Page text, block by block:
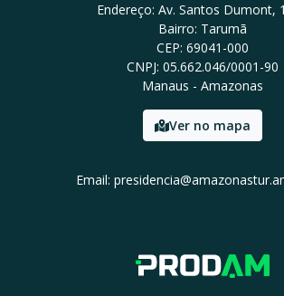
Endereço: Av. Santos Dumont,
Bairro: Tarumã
CEP: 69041-000
CNPJ: 05.662.046/0001-90
Manaus - Amazonas
Ver no mapa
Email: